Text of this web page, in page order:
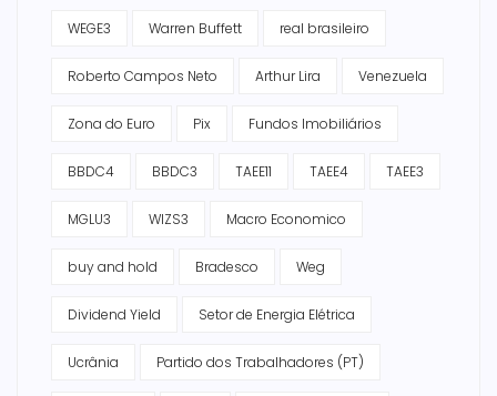
WEGE3 Warren Buffett real brasileiro
Roberto Campos Neto Arthur Lira Venezuela
Zona do Euro Pix Fundos Imobiliários
BBDC4 BBDC3 TAEE11 TAEE4 TAEE3
MGLU3 WIZS3 Macro Economico
buy and hold Bradesco Weg
Dividend Yield Setor de Energia Elétrica
Ucrânia Partido dos Trabalhadores (PT)